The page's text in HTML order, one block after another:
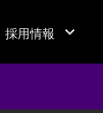
採用情報